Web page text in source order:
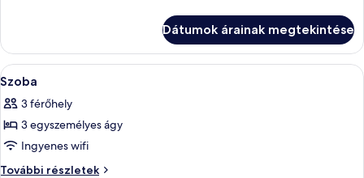
Dátumok árainak megtekintése
A
következő
szoba
összes
képének
megtekintése:
Hipoallergén ágynemű, minibár, széf
15
Szoba
3 férőhely
3 egyszemélyes ágy
Ingyenes wifi
További részletek
Szoba